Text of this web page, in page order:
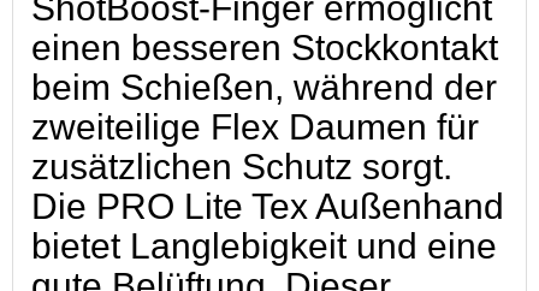
einen besseren Stockkontakt
beim Schießen, während der
zweiteilige Flex Daumen für
zusätzlichen Schutz sorgt.
Die PRO Lite Tex Außenhand
bietet Langlebigkeit und eine